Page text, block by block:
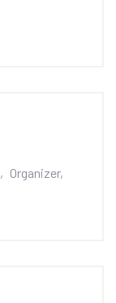
Organizer